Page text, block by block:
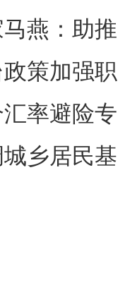
病理报告
燕：助推
尔医院介
策加强职
范管理
率避险专
乡居民基
养老金